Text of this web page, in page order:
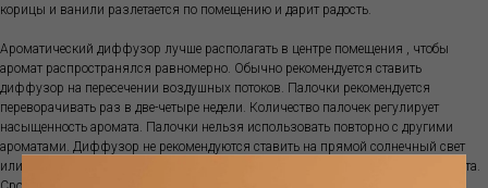
корицы и ванили разлетается по помещению и дарит радость.
Ароматический диффузор лучше располагать в центре помещения , чтобы
аромат распространялся равномерно. Обычно рекомендуется ставить
диффузор на пересечении воздушных потоков. Палочки рекомендуется
переворачивать раз в две-четыре недели. Количество палочек регулирует
насыщенность аромата. Палочки нельзя использовать повторно с другими
ароматами. Диффузор не рекомендуются ставить на прямой солнечный свет
или ставить рядом с источниками тепла, так как ускоряется испарение аромата.